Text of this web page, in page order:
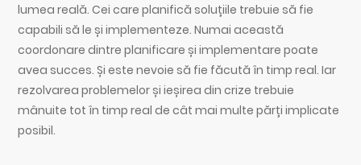
lumea reală. Cei care planifică soluțiile trebuie să fie
capabili să le și implementeze. Numai această
coordonare dintre planificare și implementare poate
avea succes. Și este nevoie să fie făcută în timp real. Iar
rezolvarea problemelor și ieșirea din crize trebuie
mânuite tot în timp real de cât mai multe părți implicate
posibil.